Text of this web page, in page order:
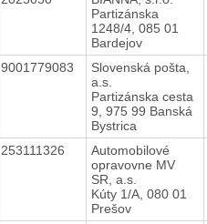
Partizánska
1248/4, 085 01
Bardejov
9001779083
Slovenská pošta,
a.s.
Partizánska cesta
9, 975 99 Banská
Bystrica
253111326
Automobilové
opravovne MV
SR, a.s.
Kúty 1/A, 080 01
Prešov